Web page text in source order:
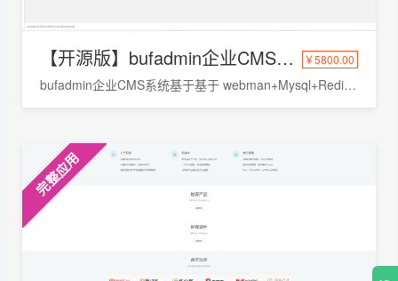
【开源版】bufadmin企业CMS系统
bufadmin企业CMS系统基于基于 webman+Mysql+Redis 开发的API接口平台多用户管理系统，企业cms管理系统，数据可视化报表，为中小型企业团队、个人开发者量身打造
￥5800.00
完整应用